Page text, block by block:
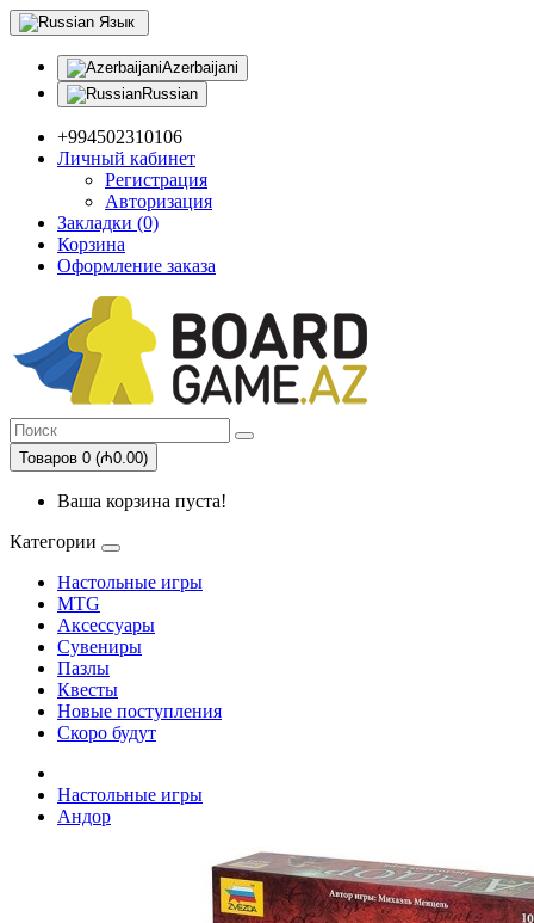
Язык
Azerbaijani
Russian
+994502310106
Личный кабинет
Регистрация
Авторизация
Закладки (0)
Корзина
Оформление заказа
Товаров 0 (₼0.00)
Ваша корзина пуста!
Категории
Настольные игры
MTG
Аксессуары
Сувениры
Пазлы
Квесты
Новые поступления
Скоро будут
Настольные игры
Андор